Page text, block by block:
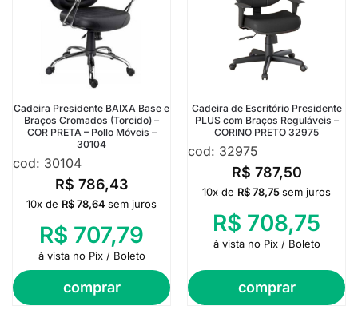
Cadeira Presidente BAIXA Base e
Braços Cromados (Torcido) –
COR PRETA – Pollo Móveis –
30104
cod: 30104
R$ 786,43
comprar
10x de R$78,64 sem juros
R$ 707,79
à vista no Pix / Boleto
Cadeira de Escritório Presidente
PLUS com Braços Reguláveis –
CORINO PRETO 32975
cod: 32975
R$ 787,50
comprar
10x de R$78,75sem juros
R$ 708,75
à vista no Pix / Boleto